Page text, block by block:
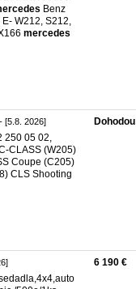
Benz
E- W212, S212,
mercedes
- [5.8. 2026]
250 05 02,
CLASS (W205)
Coupe (C205)
CLS Shooting
Dohodou
6 190 €